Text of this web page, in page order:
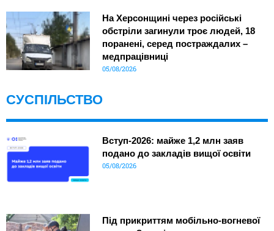
На Херсонщині через російські
обстріли загинули троє людей, 18
поранені, серед постраждалих –
медпрацівниці
05/08/2026
СУСПІЛЬСТВО
Вступ-2026: майже 1,2 млн заяв
подано до закладів вищої освіти
05/08/2026
Під прикриттям мобільно-вогневої